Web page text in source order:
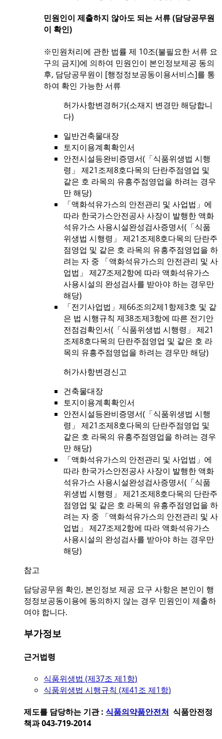
민원인이 제출하지 않아도 되는 서류 (담당공무원
이 확인)
※민원처리에 관한 법률 제 10조(불필요한 서류 요
구의 금지)에 의하여 민원인이 본인정보제공 동의
후, 담당공무원이 [행정정보공동이용서비스]를 통
하여 확인 가능한 서류
허가사항변경허가(소재지 변경만 해당합니
다)
일반건축물대장
토지이용계획확인서
안전시설등완비증명서(「식품위생법 시행
령」 제21조제8호다목의 단란주점영업 및
같은 호 라목의 유흥주점영업을 하려는 경우
만 해당)
「액화석유가스의 안전관리 및 사업법」에
따라 한국가스안전공사 사장이 발행한 액화
석유가스 사용시설완성검사증명서(「식품
위생법 시행령」 제21조제8호다목의 단란주
점영업 및 같은 호 라목의 유흥주점영업을 하
려는 자 중 「액화석유가스의 안전관리 및 사
업법」 제27조제2항에 따라 액화석유가스
사용시설의 완성검사를 받아야 하는 경우만
해당)
「전기사업법」제66조의2제1항제3호 및 같
은 법 시행규칙 제38조제3항에 따른 전기안
전점검확인서(「식품위생법 시행령」 제21
조제8호다목의 단란주점영업 및 같은 호 라
목의 유흥주점영업을 하려는 경우만 해당)
허가사항변경신고
건축물대장
토지이용계획확인서
안전시설등완비증명서(「식품위생법 시행
령」 제21조제8호다목의 단란주점영업 및
같은 호 라목의 유흥주점영업을 하려는 경우
만 해당)
「액화석유가스의 안전관리 및 사업법」에
따라 한국가스안전공사 사장이 발행한 액화
석유가스 사용시설완성검사증명서(「식품
위생법 시행령」 제21조제8호다목의 단란주
점영업 및 같은 호 라목의 유흥주점영업을 하
려는 자 중 「액화석유가스의 안전관리 및 사
업법」 제27조제2항에 따라 액화석유가스
사용시설의 완성검사를 받아야 하는 경우만
해당)
참고
담당공무원 확인, 본인정보 제공 요구 사항은 본인이 행
정정보공동이용에 동의하지 않는 경우 민원인이 제출하
여야 합니다.
부가정보
근거법령
식품위생법 (제37조 제1항)
식품위생법 시행규칙 (제41조 제1항)
제도를 담당하는 기관 : 식품의약품안전처 식품안전정
책과 043-719-2014